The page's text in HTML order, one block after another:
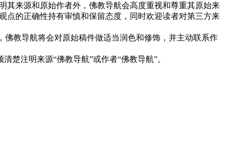
其来源和原始作者外，佛教导航会高度重视和尊重其原始来
点的正确性持有审慎和保留态度，同时欢迎读者对第三方来
教导航将会对原始稿件做适当润色和修饰，并主动联系作
楚注明来源“佛教导航”或作者“佛教导航”。